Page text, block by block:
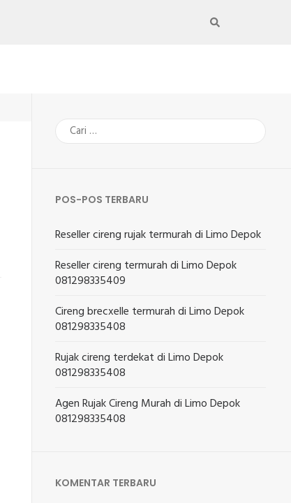
Cari
untuk:
POS-POS TERBARU
Reseller cireng rujak termurah di Limo Depok
Reseller cireng termurah di Limo Depok
081298335409
Cireng brecxelle termurah di Limo Depok
081298335408
Rujak cireng terdekat di Limo Depok
081298335408
Agen Rujak Cireng Murah di Limo Depok
081298335408
KOMENTAR TERBARU